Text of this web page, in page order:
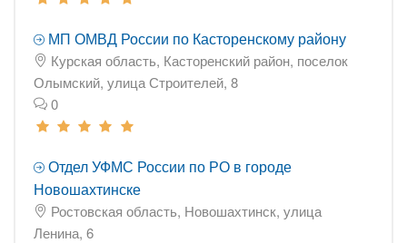
МП ОМВД России по Касторенскому району
Курская область, Касторенский район, поселок
Олымский, улица Строителей, 8
0
Отдел УФМС России по РО в городе
Новошахтинске
Ростовская область, Новошахтинск, улица
Ленина, 6